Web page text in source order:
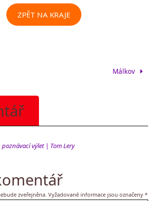
ZPĚT NA KRAJE
Málkov
poznávací výlet | Tom Lery
zveřejněna. Vyžadované informace jsou označeny *